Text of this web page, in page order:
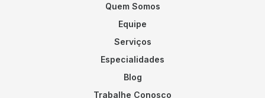
Quem Somos
Equipe
Serviços
Especialidades
Blog
Trabalhe Conosco